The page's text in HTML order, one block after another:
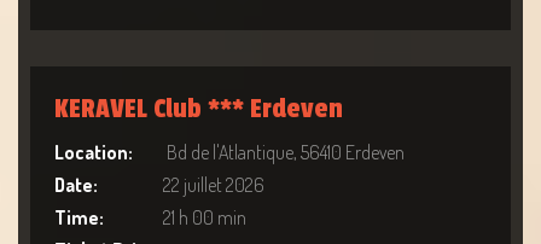
KERAVEL Club *** Erdeven
Location:
Bd de l'Atlantique, 56410 Erdeven
Date:
22 juillet 2026
Time:
21 h 00 min